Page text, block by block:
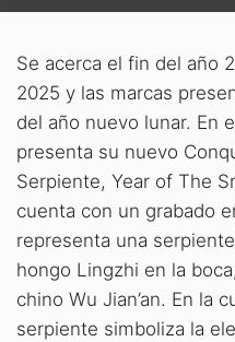
Se acerca el fin del año
2025 y las marcas
del año nuevo lunar. En
presenta su nuevo
Serpiente, Year of The
cuenta con un grabado
representa una
hongo Lingzhi en la
chino Wu Jian’an. En la
serpiente simboliza la